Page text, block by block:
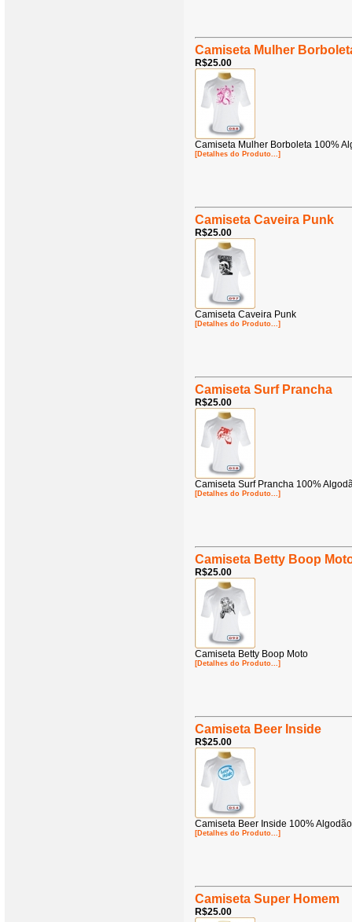
Camiseta Mulher
R$25.00
Camiseta Mulher Borboleta 100%
[Detalhes do Produto...]
Camiseta Caveira Punk
R$25.00
Camiseta Caveira Punk
[Detalhes do Produto...]
Camiseta Surf Prancha
R$25.00
Camiseta Surf Prancha 100%
[Detalhes do Produto...]
Camiseta Betty Boop
R$25.00
Camiseta Betty Boop Moto
[Detalhes do Produto...]
Camiseta Beer Inside
R$25.00
Camiseta Beer Inside 100% Algodão
[Detalhes do Produto...]
Camiseta Super Homem
R$25.00